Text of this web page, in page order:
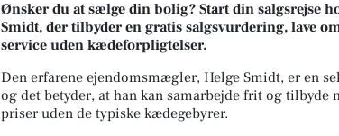
Ønsker du at sælge din bolig? Start din salgsrejse
Smidt, der tilbyder en gratis salgsvurdering, lave
service uden kædeforpligtelser.
Den erfarene ejendomsmægler, Helge Smidt, er en
og det betyder, at han kan samarbejde frit og tilbyde
priser uden de typiske kædegebyrer.